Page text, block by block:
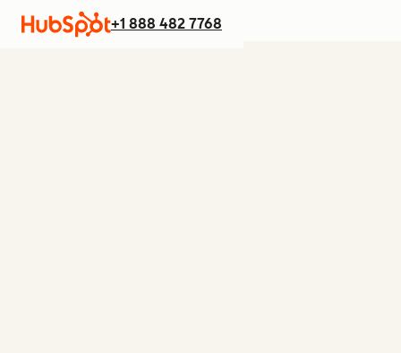
+1 888 482 7768